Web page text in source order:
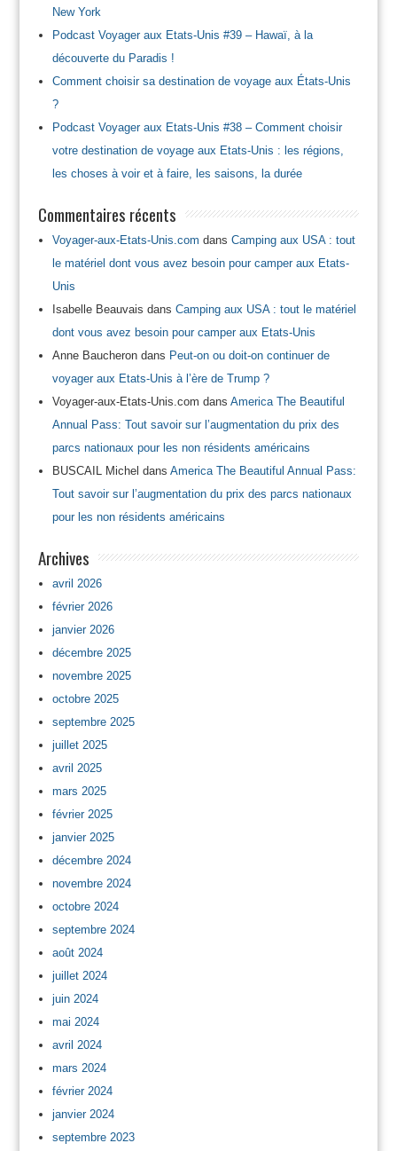
New York
Podcast Voyager aux Etats-Unis #39 – Hawaï, à la
découverte du Paradis !
Comment choisir sa destination de voyage aux États-Unis
?
Podcast Voyager aux Etats-Unis #38 – Comment choisir
votre destination de voyage aux Etats-Unis : les régions,
les choses à voir et à faire, les saisons, la durée
Commentaires récents
Voyager-aux-Etats-Unis.com dans Camping aux USA : tout
le matériel dont vous avez besoin pour camper aux Etats-
Unis
Isabelle Beauvais dans Camping aux USA : tout le matériel
dont vous avez besoin pour camper aux Etats-Unis
Anne Baucherondans Peut-on ou doit-on continuer de
voyager aux Etats-Unis à l’ère de Trump ?
Voyager-aux-Etats-Unis.com dans America The Beautiful
Annual Pass: Tout savoir sur l’augmentation du prix des
parcs nationaux pour les non résidents américains
BUSCAIL Michel dans America The Beautiful Annual Pass:
Tout savoir sur l’augmentation du prix des parcs nationaux
pour les non résidents américains
Archives
avril 2026
février 2026
janvier 2026
décembre 2025
novembre 2025
octobre 2025
septembre 2025
juillet 2025
avril 2025
mars 2025
février 2025
janvier 2025
décembre 2024
novembre 2024
octobre 2024
septembre 2024
août 2024
juillet 2024
juin 2024
mai 2024
avril 2024
mars 2024
février 2024
janvier 2024
septembre 2023